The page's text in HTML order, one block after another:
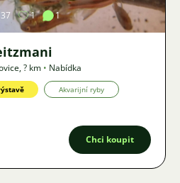
1 1
,? km • Nabídka
Akvarijní ryby
Chci koupit